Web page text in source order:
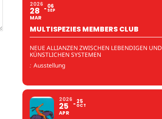
2026
28
MAR
06
SEP
MULTISPEZIES MEMBERS CLUB
NEUE ALLIANZEN ZWISCHEN LEBENDIGEN UND
KÜNSTLICHEN SYSTEMEN
: Ausstellung
2026
25
APR
25
OCT